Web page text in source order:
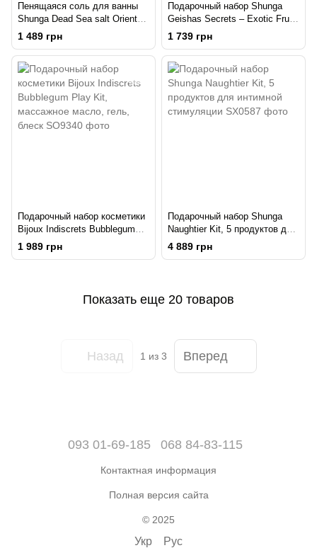
Пенящаяся соль для ванны
Shunga Dead Sea salt Oriental
Crystals — Exotic Fruits (500 г)
1 489 грн
Подарочный набор Shunga
Geishas Secrets – Exotic Fruits
для шикарной ночи вдвоем
1 739 грн
Подарочный набор косметики
Bijoux Indiscrets Bubblegum
Play Kit, массажное масло,
гель, блеск
1 989 грн
Подарочный набор Shunga
Naughtier Kit, 5 продуктов для
интимной стимуляции
4 889 грн
Показать еще 20 товаров
Назад 1 из 3 Вперед
093 01-69-185 068 84-83-115
Контактная информация
Полная версия сайта
© 2025
Укр Рус